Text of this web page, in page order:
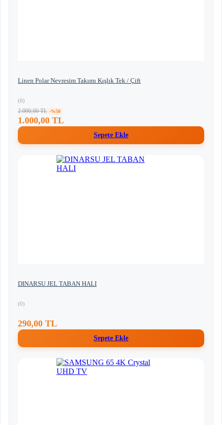
Linen Polar Nevresim Takımı Kışlık Tek / Çift
(0)
2.000,00 TL -%50
1.000,00 TL
Sepete Ekle
DINARSU JEL TABAN HALI
(0)
290,00 TL
Sepete Ekle